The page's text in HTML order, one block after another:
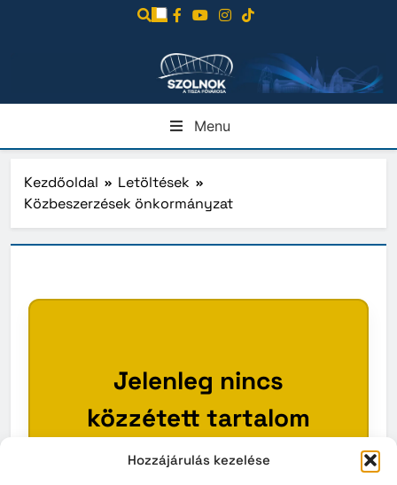
Hozzájárulás kezelése
Menu
Kezdőoldal
Letöltések
Közbeszerzések önkormányzat
Jelenleg nincs
közzétett tartalom
Ez a szakasz pillanatnyilag üres.